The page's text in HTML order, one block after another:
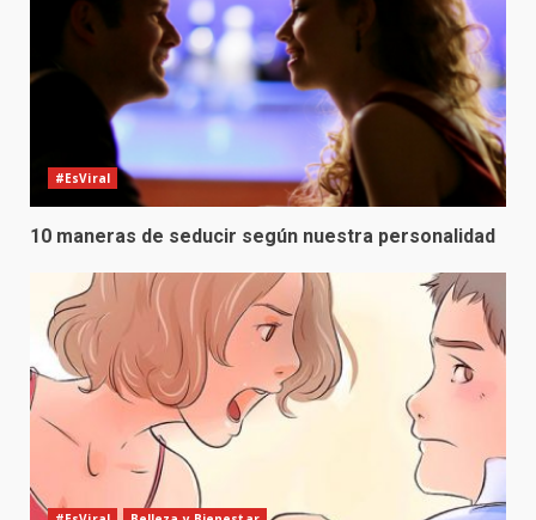
#EsViral
10 maneras de seducir según nuestra personalidad